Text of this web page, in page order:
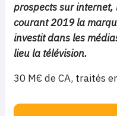
prospects sur internet,
courant 2019 la
investit dans les
lieu la télévision.
30 M€ de CA, traités